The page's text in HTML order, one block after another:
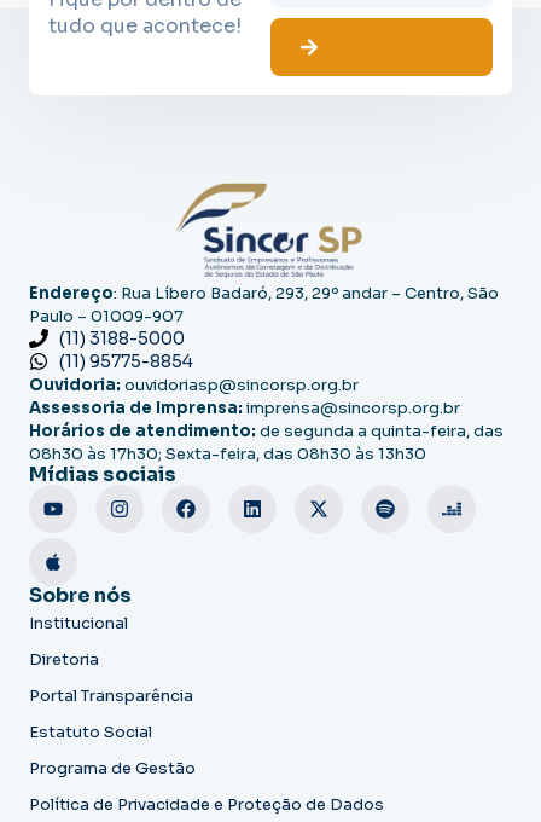
tudo que acontece!
Endereço: Rua Líbero Badaró, 293, 29º andar – Centro, São
Paulo – 01009-907
(11) 3188-5000
(11) 95775-8854
Ouvidoria: ouvidoriasp@sincorsp.org.br
Assessoria de Imprensa: imprensa@sincorsp.org.br
Horários de atendimento: de segunda a quinta-feira, das
08h30 às 17h30; Sexta-feira, das 08h30 às 13h30
Mídias sociais
Sobre nós
Institucional
Diretoria
Portal Transparência
Estatuto Social
Programa de Gestão
Política de Privacidade e Proteção de Dados